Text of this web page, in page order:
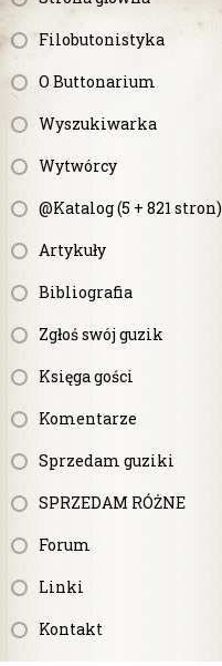
Filobutonistyka
O Buttonarium
Wyszukiwarka
Wytwórcy
@Katalog (5 + 821 stron)
Artykuły
Bibliografia
Zgłoś swój guzik
Księga gości
Komentarze
Sprzedam guziki
SPRZEDAM RÓŻNE
Forum
Linki
Kontakt